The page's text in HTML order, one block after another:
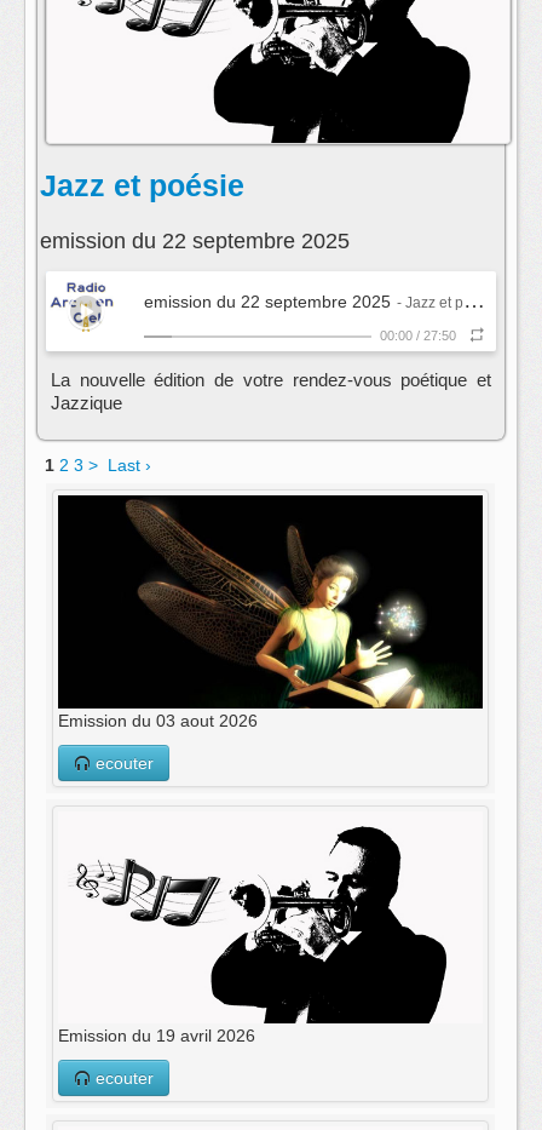
Jazz et poésie
emission du 22 septembre 2025
emission du 22 septembre 2025 - Jazz et poésie
00:00 / 27:50
La nouvelle édition de votre rendez-vous poétique et
Jazzique
1 2 3 > Last ›
Emission du 03 aout 2026
ecouter
Emission du 19 avril 2026
ecouter